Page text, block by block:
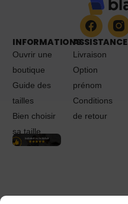
INFORMATIONS
Ouvrir une
boutique
Guide des
tailles
Bien choisir
sa taille
ASSISTANCE
Livraison
Option
prénom
Conditions
de retour